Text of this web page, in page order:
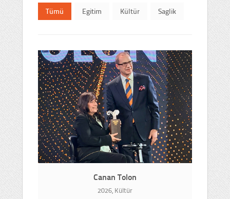
Tümü Egitim Kültür Saglik
Canan Tolon
2026, Kültür